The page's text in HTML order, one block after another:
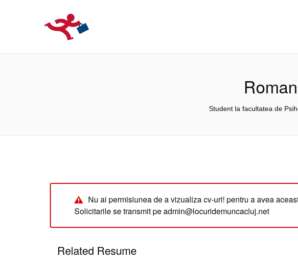
Student la facultatea de
Nu ai permisiunea de a vizualiza cv-uri! pentru a avea
Solicitarile se transmit pe admin@locuridemuncacluj.net
Related Resume